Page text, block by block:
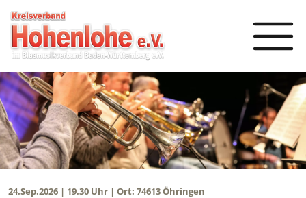
24.Sep.2026 | 19.30 Uhr | Ort: 74613 Öhringen